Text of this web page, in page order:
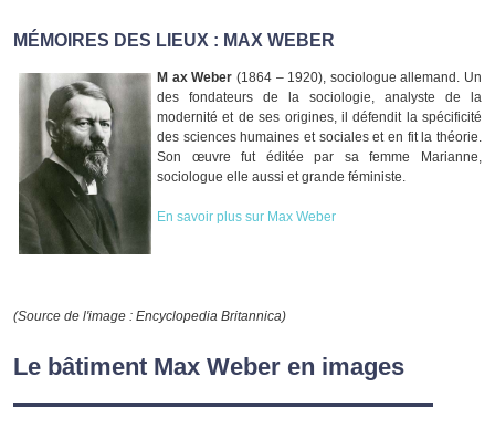
MÉMOIRES DES LIEUX : MAX WEBER
M ax Weber (1864 – 1920), sociologue allemand. Un
des fondateurs de la sociologie, analyste de la
modernité et de ses origines, il défendit la spécificité
des sciences humaines et sociales et en fit la théorie.
Son œuvre fut éditée par sa femme Marianne,
sociologue elle aussi et grande féministe.
En savoir plus sur Max Weber
(Source de l'image : Encyclopedia Britannica)
Le bâtiment Max Weber en images